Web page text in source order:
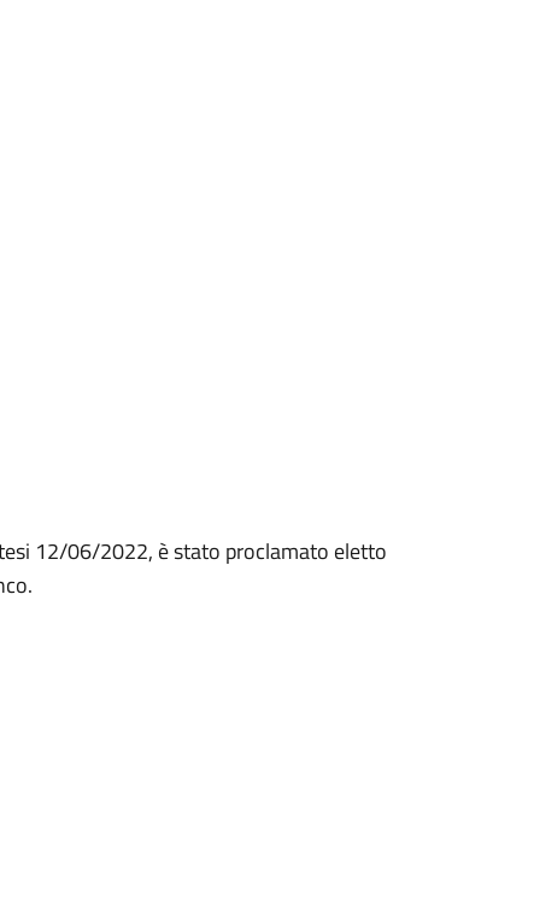
12/06/2022, è stato proclamato eletto